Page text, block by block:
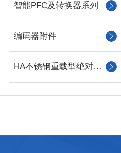
智能PFC及转换器系列
编码器附件
HA不锈钢重载型绝对值编码器